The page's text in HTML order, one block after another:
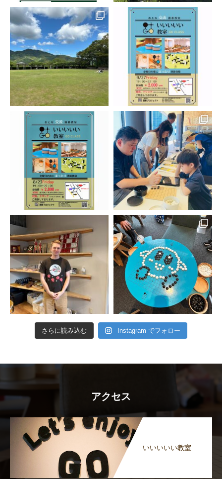
さらに読み込む Instagram でフォロー
アクセス
いいいいい教室